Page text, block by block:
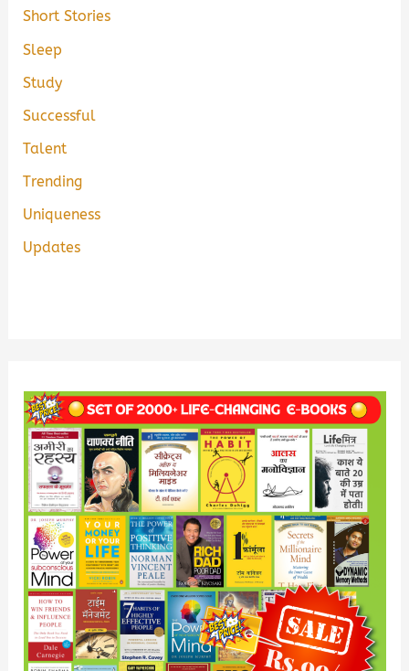
Short Stories
Sleep
Study
Successful
Talent
Trending
Uniqueness
Updates